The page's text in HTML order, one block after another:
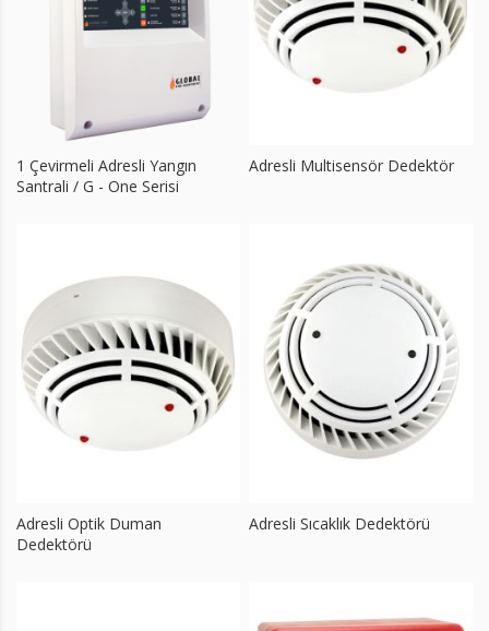
1 Çevirmeli Adresli Yangın
Santrali / G - One Serisi
Adresli Multisensör Dedektör
Adresli Optik Duman
Dedektörü
Adresli Sıcaklık Dedektörü